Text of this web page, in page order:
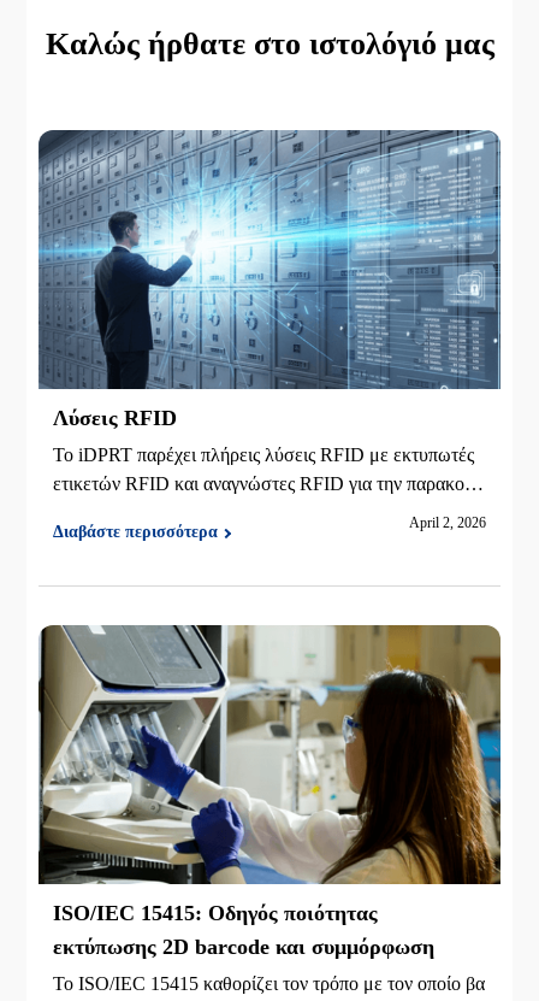
Καλώς ήρθατε στο ιστολόγιό μας
Λύσεις RFID
Το iDPRT παρέχει πλήρεις λύσεις RFID με εκτυπωτές
ετικετών RFID και αναγνώστες RFID για την παρακολο
ύθηση περιουσιακών στοιχείων, τη διαχείριση αποθεμά
των, την αποθήκευση, το λιανικό εμπόριο, την ενδυμασί
Διαβάστε περισσότερα
April 2, 2026
ISO/IEC 15415: Οδηγός ποιότητας
εκτύπωσης 2D barcode και συμμόρφωση
Το ISO/IEC 15415 καθορίζει τον τρόπο με τον οποίο βα